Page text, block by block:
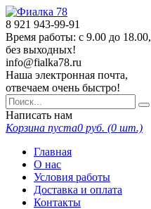
8 921 943-99-91
Время работы: с 9.00 до 18.00,
без выходных!
info@fialka78.ru
Наша электронная почта,
отвечаем очень быстро!
Написать нам
Корзина пуста0 руб. (0 шт.)
Главная
О нас
Условия работы
Доставка и оплата
Контакты